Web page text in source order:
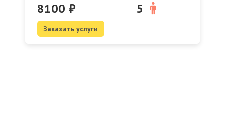
8100 ₽ 5
Заказать услуги